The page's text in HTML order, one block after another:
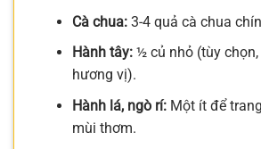
Cà chua:3-4 quả cà chua
Hành tây:½ củ nhỏ (tùy chọn,
hương vị).
Hành lá, ngò rí:Một ít để
mùi thơm.